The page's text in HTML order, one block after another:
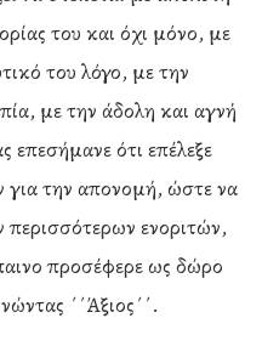
του και όχι μόνο, με
του λόγο, με την
με την άδολη και αγνή
ότι επέλεξε
την απονομή, ώστε να
περισσότερων ενοριτών,
προσέφερε ως δώρο
΄΄Άξιος΄΄.